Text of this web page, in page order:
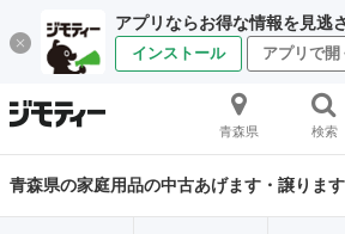
アプリならお得な情報を見逃
インストール アプリで開
青森県 検索
青森県の家庭用品の中古あげます・譲ります